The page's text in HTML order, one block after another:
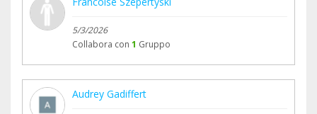
5/3/2026
Collabora con 1 Gruppo
Audrey Gadiffert